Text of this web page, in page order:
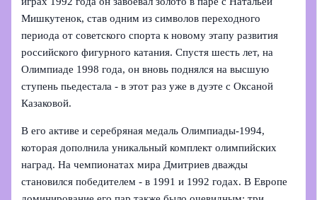
Мишкутенок, став одним из символов переходного
периода от советского спорта к новому этапу развития
российского фигурного катания. Спустя шесть лет, на
Олимпиаде 1998 года, он вновь поднялся на высшую
ступень пьедестала - в этот раз уже в дуэте с Оксаной
Казаковой.
В его активе и серебряная медаль Олимпиады‑1994,
которая дополнила уникальный комплект олимпийских
наград. На чемпионатах мира Дмитриев дважды
становился победителем - в 1991 и 1992 годах. В Европе